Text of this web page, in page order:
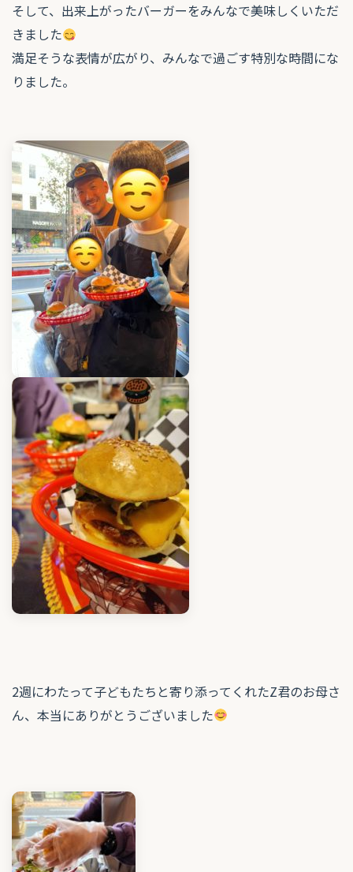
そして、出来上がったバーガーをみんなで美味しくいただ
きました
満足そうな表情が広がり、みんなで過ごす特別な時間にな
りました。
2週にわたって子どもたちと寄り添ってくれたZ君のお母さ
ん、本当にありがとうございました